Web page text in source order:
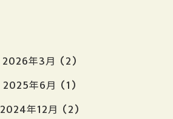
2026年3月 (2)
2025年6月 (1)
2024年12月 (2)